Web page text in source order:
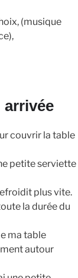
(musique
arrivée
couvrir la table
petite serviette
plus vite.
la durée du
ma table
autour